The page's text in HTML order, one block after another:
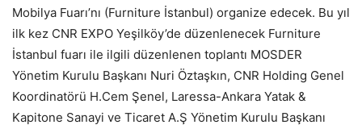
Mobilya Fuarı’nı (Furniture İstanbul) organize edecek. Bu yıl
ilk kez CNR EXPO Yeşilköy’de düzenlenecek Furniture
İstanbul fuarı ile ilgili düzenlenen toplantı MOSDER
Yönetim Kurulu Başkanı Nuri Öztaşkın, CNR Holding Genel
Koordinatörü H.Cem Şenel, Laressa-Ankara Yatak &
Kapitone Sanayi ve Ticaret A.Ş Yönetim Kurulu Başkanı